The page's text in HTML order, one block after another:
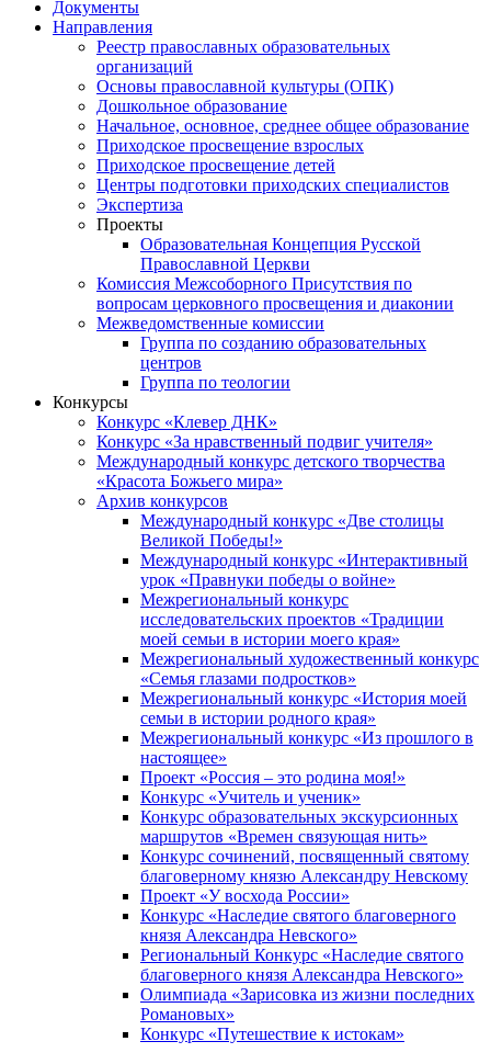
Документы
Направления
Реестр православных образовательных
организаций
Основы православной культуры (ОПК)
Дошкольное образование
Начальное, основное, среднее общее образование
Приходское просвещение взрослых
Приходское просвещение детей
Центры подготовки приходских специалистов
Экспертиза
Проекты
Образовательная Концепция Русской
Православной Церкви
Комиссия Межсоборного Присутствия по
вопросам церковного просвещения и диаконии
Межведомственные комиссии
Группа по созданию образовательных
центров
Группа по теологии
Конкурсы
Конкурс «Клевер ДНК»
Конкурс «За нравственный подвиг учителя»
Международный конкурс детского творчества
«Красота Божьего мира»
Архив конкурсов
Международный конкурс «Две столицы
Великой Победы!»
Международный конкурс «Интерактивный
урок «Правнуки победы о войне»
Межрегиональный конкурс
исследовательских проектов «Традиции
моей семьи в истории моего края»
Межрегиональный художественный конкурс
«Семья глазами подростков»
Межрегиональный конкурс «История моей
семьи в истории родного края»
Межрегиональный конкурс «Из прошлого в
настоящее»
Проект «Россия – это родина моя!»
Конкурс «Учитель и ученик»
Конкурс образовательных экскурсионных
маршрутов «Времен связующая нить»
Конкурс сочинений, посвященный святому
благоверному князю Александру Невскому
Проект «У восхода России»
Конкурс «Наследие святого благоверного
князя Александра Невского»
Региональный Конкурс «Наследие святого
благоверного князя Александра Невского»
Олимпиада «Зарисовка из жизни последних
Романовых»
Конкурс «Путешествие к истокам»